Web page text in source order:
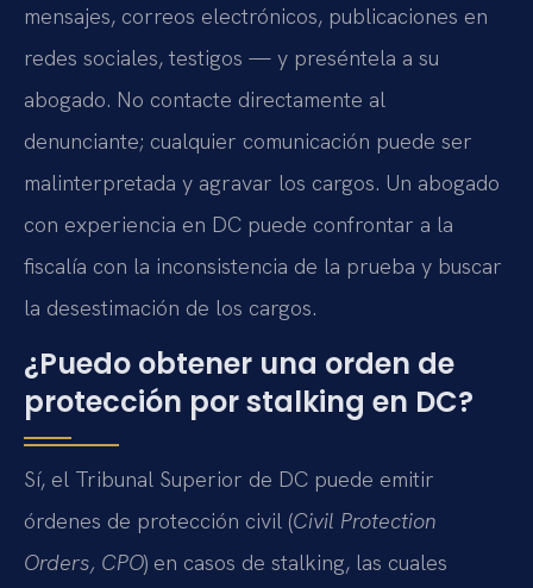
mensajes, correos electrónicos, publicaciones en
redes sociales, testigos — y preséntela a su
abogado. No contacte directamente al
denunciante; cualquier comunicación puede ser
malinterpretada y agravar los cargos. Un abogado
con experiencia en DC puede confrontar a la
fiscalía con la inconsistencia de la prueba y buscar
la desestimación de los cargos.
¿Puedo obtener una orden de
protección por stalking en DC?
Sí, el Tribunal Superior de DC puede emitir
órdenes de protección civil (Civil Protection
Orders, CPO) en casos de stalking, las cuales